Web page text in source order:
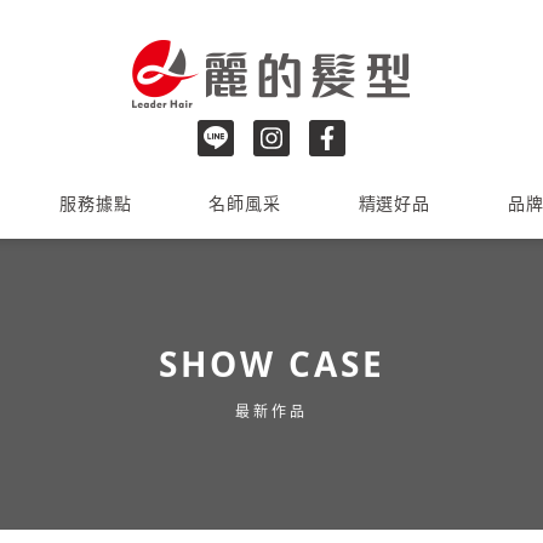
服務據點 名師風采 精選好品 品
SHOW CASE
最新作品